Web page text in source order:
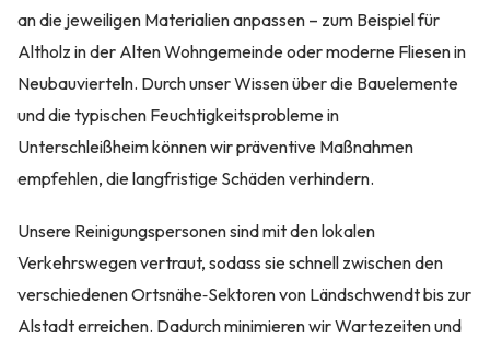
an die jeweiligen Materialien anpassen – zum Beispiel für
Altholz in der Alten Wohngemeinde oder moderne Fliesen in
Neubauvierteln. Durch unser Wissen über die Bauelemente
und die typischen Feuchtigkeitsprobleme in
Unterschleißheim können wir präventive Maßnahmen
empfehlen, die langfristige Schäden verhindern.
Unsere Reinigungspersonen sind mit den lokalen
Verkehrswegen vertraut, sodass sie schnell zwischen den
verschiedenen Ortsnähe‑Sektoren von Ländschwendt bis zur
Alstadt erreichen. Dadurch minimieren wir Wartezeiten und